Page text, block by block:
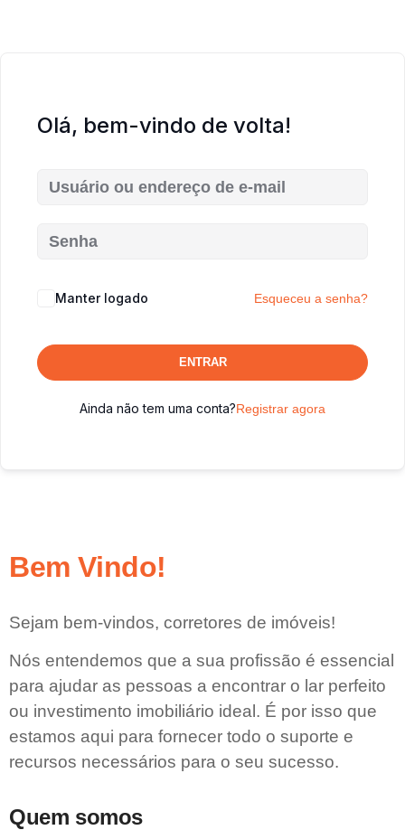
Olá, bem-vindo de volta!
Manter logado Esqueceu a senha?
ENTRAR
Ainda não tem uma conta?Registrar agora
Bem Vindo!
Sejam bem-vindos, corretores de imóveis!
Nós entendemos que a sua profissão é essencial
para ajudar as pessoas a encontrar o lar perfeito
ou investimento imobiliário ideal. É por isso que
estamos aqui para fornecer todo o suporte e
recursos necessários para o seu sucesso.
Quem somos